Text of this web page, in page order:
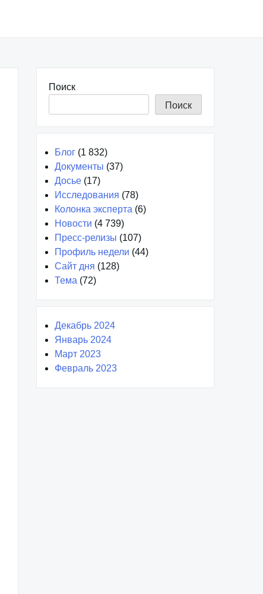
Поиск
Поиск
Блог (1 832)
Документы (37)
Досье (17)
Исследования (78)
Колонка эксперта (6)
Новости (4 739)
Пресс-релизы (107)
Профиль недели (44)
Сайт дня (128)
Тема (72)
Декабрь 2024
Январь 2024
Март 2023
Февраль 2023